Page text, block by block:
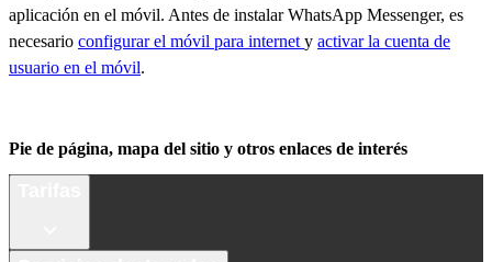
aplicación en el móvil. Antes de instalar WhatsApp Messenger, es
necesario configurar el móvil para internet y activar la cuenta de
usuario en el móvil.
Pie de página, mapa del sitio y otros enlaces de interés